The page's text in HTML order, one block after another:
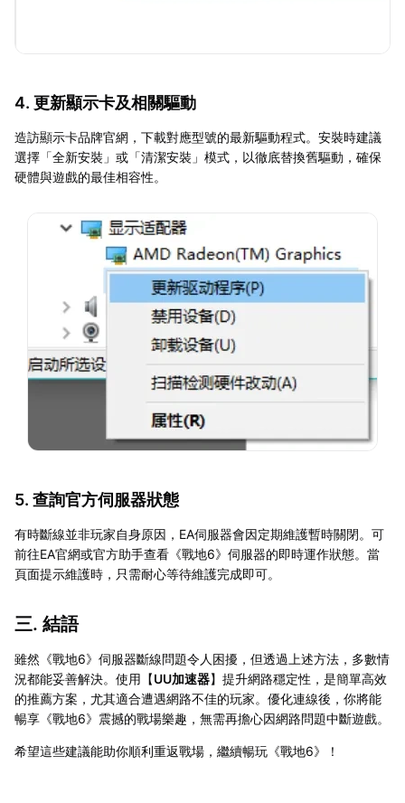
4. 更新顯示卡及相關驅動
造訪顯示卡品牌官網，下載對應型號的最新驅動程式。安裝時建議
選擇「全新安裝」或「清潔安裝」模式，以徹底替換舊驅動，確保
硬體與遊戲的最佳相容性。
5. 查詢官方伺服器狀態
有時斷線並非玩家自身原因，EA伺服器會因定期維護暫時關閉。可
前往EA官網或官方助手查看《戰地6》伺服器的即時運作狀態。當
頁面提示維護時，只需耐心等待維護完成即可。
三. 結語
雖然《戰地6》伺服器斷線問題令人困擾，但透過上述方法，多數情
況都能妥善解決。使用【UU加速器】提升網路穩定性，是簡單高效
的推薦方案，尤其適合遭遇網路不佳的玩家。優化連線後，你將能
暢享《戰地6》震撼的戰場樂趣，無需再擔心因網路問題中斷遊戲。
希望這些建議能助你順利重返戰場，繼續暢玩《戰地6》！